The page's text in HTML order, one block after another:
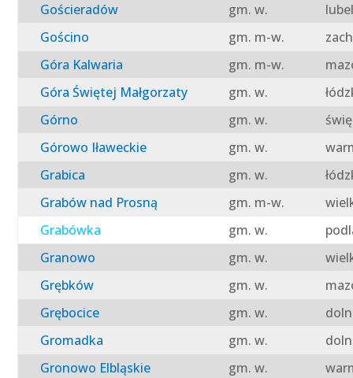
Gościeradów
gm. w.
Gościno
gm. m-w.
Góra Kalwaria
gm. m-w.
Góra Świętej Małgorzaty
gm. w.
Górno
gm. w.
Górowo Iławeckie
gm. w.
Grabica
gm. w.
Grabów nad Prosną
gm. m-w.
Grabówka
gm. w.
Granowo
gm. w.
Grębków
gm. w.
Grębocice
gm. w.
Gromadka
gm. w.
Gronowo Elbląskie
gm. w.